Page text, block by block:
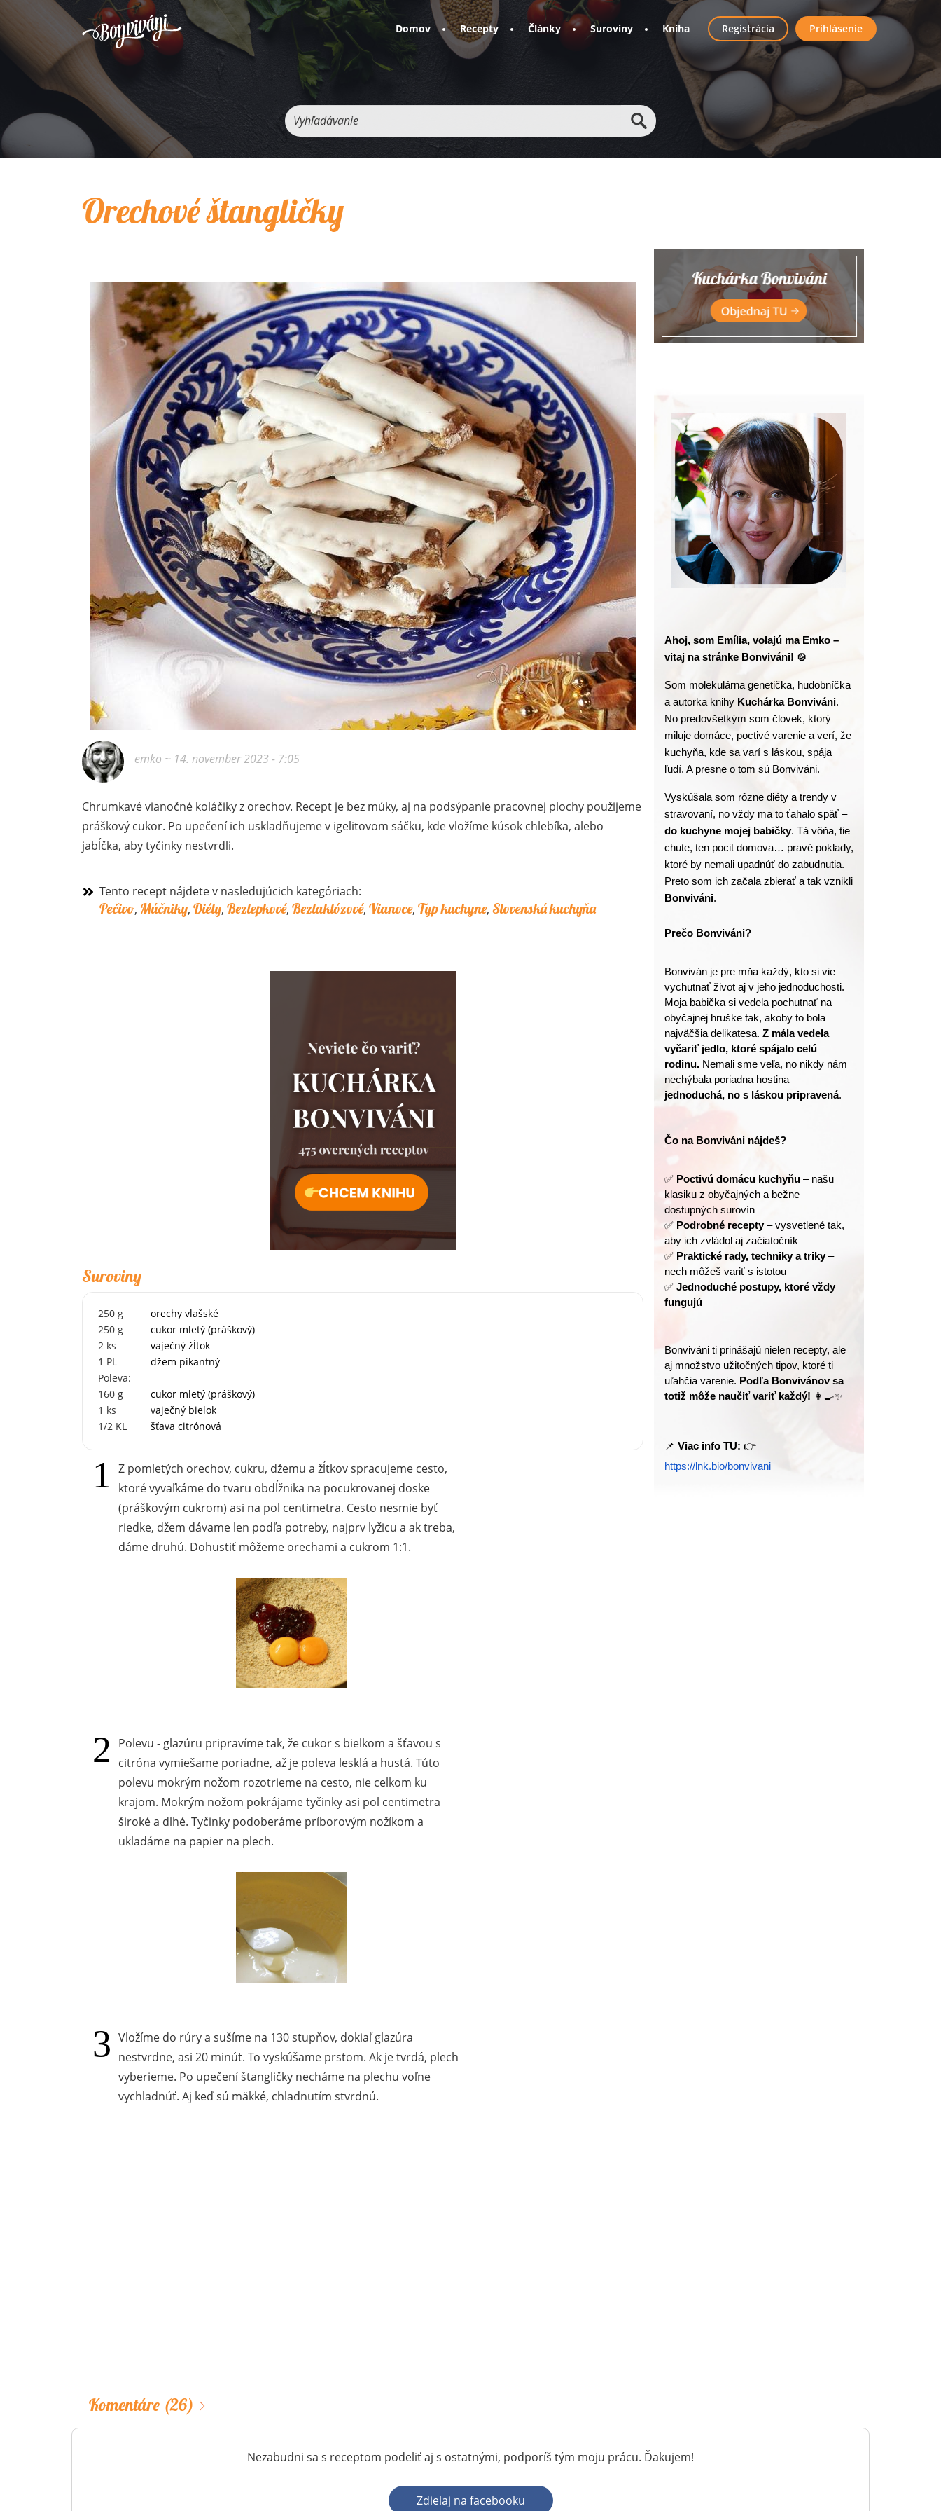
Domov Recepty Články Suroviny Kniha
User
account
menu
Registrácia Prihlásenie
Vyhľadávanie
Orechové štangličky
emko ~ 14. november 2023 - 7:05
Chrumkavé vianočné koláčiky z orechov. Recept je bez múky, aj na podsýpanie pracovnej plochy použijeme
práškový cukor. Po upečení ich uskladňujeme v igelitovom sáčku, kde vložíme kúsok chlebíka, alebo
jabĺčka, aby tyčinky nestvrdli.
Tento recept nájdete v nasledujúcich kategóriach:
Pečivo, Múčniky, Diéty, Bezlepkové, Bezlaktózové, Vianoce, Typ kuchyne, Slovenská kuchyňa
Suroviny
250 g
orechy vlašské
250 g
cukor mletý (práškový)
2 ks
vaječný žĺtok
1 PL
džem pikantný
Poleva:
160 g
cukor mletý (práškový)
1 ks
vaječný bielok
1/2 KL šťava citrónová
Z pomletých orechov, cukru, džemu a žĺtkov spracujeme cesto,
ktoré vyvaľkáme do tvaru obdĺžnika na pocukrovanej doske
(práškovým cukrom) asi na pol centimetra. Cesto nesmie byť
riedke, džem dávame len podľa potreby, najprv lyžicu a ak treba,
dáme druhú. Dohustiť môžeme orechami a cukrom 1:1.
Polevu - glazúru pripravíme tak, že cukor s bielkom a šťavou s
citróna vymiešame poriadne, až je poleva lesklá a hustá. Túto
polevu mokrým nožom rozotrieme na cesto, nie celkom ku
krajom. Mokrým nožom pokrájame tyčinky asi pol centimetra
široké a dlhé. Tyčinky podoberáme príborovým nožíkom a
ukladáme na papier na plech.
Vložíme do rúry a sušíme na 130 stupňov, dokiaľ glazúra
nestvrdne, asi 20 minút. To vyskúšame prstom. Ak je tvrdá, plech
vyberieme. Po upečení štangličky necháme na plechu voľne
vychladnúť. Aj keď sú mäkké, chladnutím stvrdnú.
Komentáre (26)
Ahoj, som Emília, volajú ma Emko –
vitaj na stránke Bonviváni! 🍲
Som molekulárna genetička, hudobníčka
a autorka knihy Kuchárka Bonviváni.
No predovšetkým som človek, ktorý
miluje domáce, poctivé varenie a verí, že
kuchyňa, kde sa varí s láskou, spája
ľudí. A presne o tom sú Bonviváni.
Vyskúšala som rôzne diéty a trendy v
stravovaní, no vždy ma to ťahalo späť –
do kuchyne mojej babičky. Tá vôňa, tie
chute, ten pocit domova… pravé poklady,
ktoré by nemali upadnúť do zabudnutia.
Bonviváni.
Prečo Bonviváni?
Bonviván je pre mňa každý, kto si vie
vychutnať život aj v jeho jednoduchosti.
Moja babička si vedela pochutnať na
obyčajnej hruške tak, akoby to bola
najväčšia delikatesa. Z mála vedela
vyčariť jedlo, ktoré spájalo celú
rodinu. Nemali sme veľa, no nikdy nám
nechýbala poriadna hostina –
jednoduchá, no s láskou pripravená.
Čo na Bonviváni nájdeš?
✅ Poctivú domácu kuchyňu – našu
klasiku z obyčajných a bežne
dostupných surovín
✅ Podrobné recepty – vysvetlené tak,
aby ich zvládol aj začiatočník
✅ Praktické rady, techniky a triky –
nech môžeš variť s istotou
✅ Jednoduché postupy, ktoré vždy
fungujú
Bonviváni ti prinášajú nielen recepty, ale
aj množstvo užitočných tipov, ktoré ti
uľahčia varenie. Podľa Bonvivánov sa
totiž môže naučiť variť každý! 👩‍🍳✨
📌 Viac info TU:
https://lnk.bio/bonvivani
Nezabudni sa s receptom podeliť aj s ostatnými, podporíš tým moju prácu. Ďakujem!
Zdielaj na facebooku